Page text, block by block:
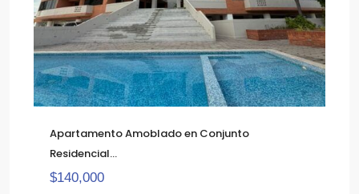
Apartamento Amoblado en Conjunto
Residencial...
$140,000